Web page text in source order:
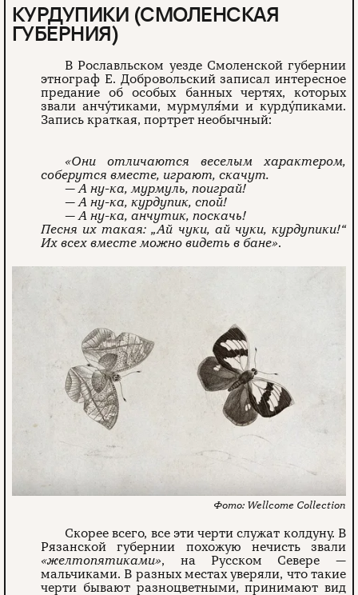
КУРДУПИКИ (СМОЛЕНСКАЯ
ГУБЕРНИЯ)
В Рославльском уезде Смоленской губернии
этнограф Е. Добровольский записал интересное
предание об особых банных чертях, которых
звали анчу́тиками, мурмуля́ми и курду́пиками.
Запись краткая, портрет необычный:
«Они отличаются веселым характером,
соберутся вместе, играют, скачут.
— А ну-ка, мурмуль, поиграй!
— А ну-ка, курдупик, спой!
— А ну-ка, анчутик, поскачь!
Песня их такая: „Ай чуки, ай чуки, курдупики!“
Их всех вместе можно видеть в бане».
Wellcome Collection
Скорее всего, все эти черти служат колдуну. В
Рязанской губернии похожую нечисть звали
«желтопятиками», на Русском Севере —
мальчиками. В разных местах уверяли, что такие
черти бывают разноцветными, принимают вид